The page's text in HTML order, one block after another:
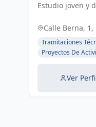
Estudio joven y
funcionalidad
Calle Berna, 1,
España,
Tramitaciones
Proyectos De
Ver